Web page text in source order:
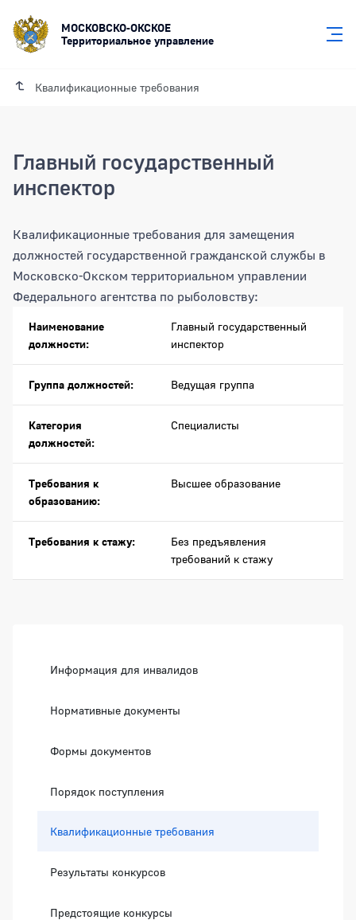
МОСКОВСКО-ОКСКОЕ
Территориальное управление
Квалификационные требования
Главный государственный
инспектор
Квалификационные требования для замещения
должностей государственной гражданской службы в
Московско-Окском территориальном управлении
Федерального агентства по рыболовству:
Главный государственный инспектор
Наименование
должности:
Главный государственный
инспектор
Группа должностей: Ведущая группа
Категория
должностей:
Специалисты
Требования к
образованию:
Высшее образование
Требования к стажу:
Без предъявления
требований к стажу
Информация для инвалидов
Нормативные документы
Формы документов
Порядок поступления
Квалификационные требования
Результаты конкурсов
Предстоящие конкурсы